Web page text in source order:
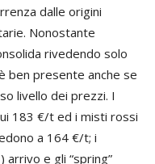
dalle origini
Nonostante
rivedendo solo
ben presente anche se
livello dei prezzi. I
183 €/t ed i misti rossi
a 164 €/t; i
e gli “spring”